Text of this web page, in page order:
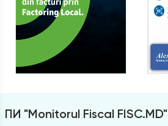
ПИ "Monitorul Fiscal FISC.MD"